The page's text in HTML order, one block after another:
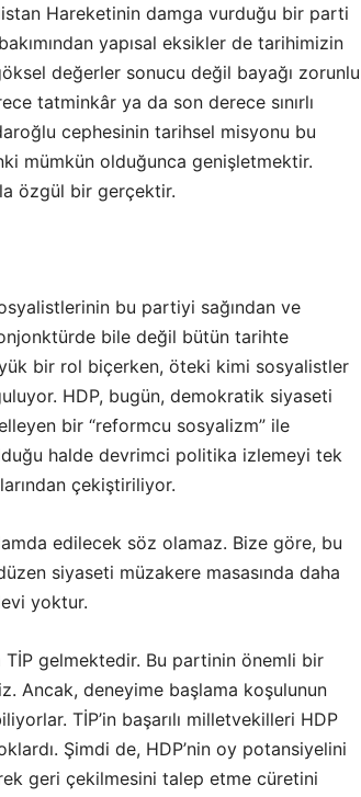
Hareketinin damga vurduğu bir parti
yapısal eksikler de tarihimizin
değerler sonucu değil bayağı zorunlu
tatminkâr ya da son derece sınırlı
cephesinin tarihsel misyonu bu
mümkün olduğunca genişletmektir.
özgül bir gerçektir.
bu partiyi sağından ve
bile değil bütün tarihte
bir rol biçerken, öteki kimi sosyalistler
HDP, bugün, demokratik siyaseti
bir “reformcu sosyalizm” ile
halde devrimci politika izlemeyi tek
çekiştiriliyor.
edilecek söz olamaz. Bize göre, bu
siyaseti müzakere masasında daha
yoktur.
TİP gelmektedir. Bu partinin önemli bir
Ancak, deneyime başlama koşulunun
TİP’in başarılı milletvekilleri HDP
Şimdi de, HDP’nin oy potansiyelini
geri çekilmesini talep etme cüretini